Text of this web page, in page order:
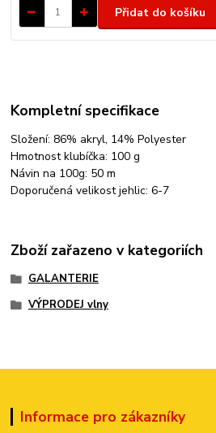
Přidat do košíku
Kompletní specifikace
Složení: 86% akryl, 14% Polyester
Hmotnost klubíčka: 100 g
Návin na 100g: 50 m
Doporučená velikost jehlic: 6-7
Zboží zařazeno v kategoriích
GALANTERIE
VÝPRODEJ vlny
Informace pro zákazníky